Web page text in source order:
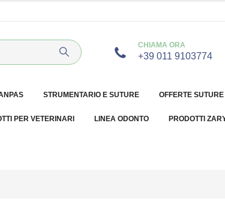
CHIAMA ORA
+39 011 9103774
STRUMENTARIO E SUTURE OFFERTE SUTURE
PER VETERINARI LINEA ODONTO PRODOTTI